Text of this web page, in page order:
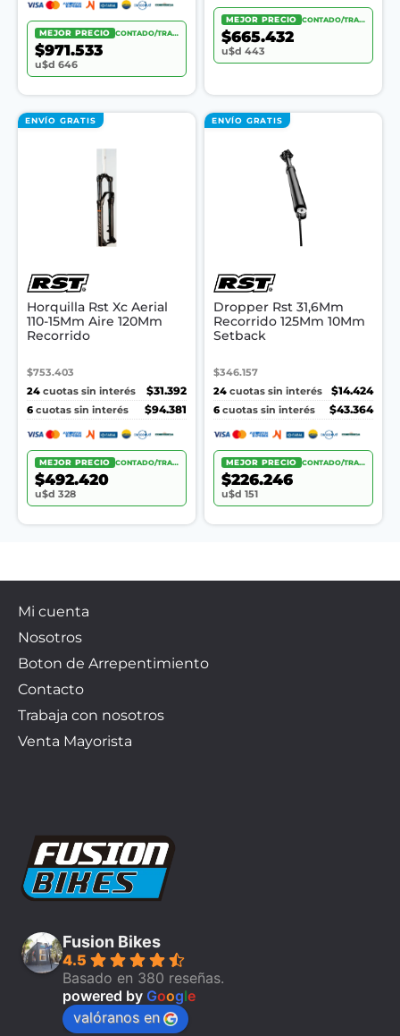
MEJOR PRECIO CONTADO/TRANSF.
$971.533
u$d 646
MEJOR PRECIO CONTADO/TRANSF.
$665.432
u$d 443
ENVÍO GRATIS
Horquilla Rst Xc Aerial
110-15Mm Aire 120Mm
Recorrido
$753.403
24 cuotas sin interés
$31.392
6 cuotas sin interés $94.381
MEJOR PRECIO CONTADO/TRANSF.
$492.420
u$d 328
ENVÍO GRATIS
Dropper Rst 31,6Mm
Recorrido 125Mm 10Mm
Setback
$346.157
24 cuotas sin interés
$14.424
6 cuotas sin interés $43.364
MEJOR PRECIO CONTADO/TRANSF.
$226.246
u$d 151
Mi cuenta
Nosotros
Boton de Arrepentimiento
Contacto
Trabaja con nosotros
Venta Mayorista
Fusion Bikes
4.5
Basado en 380 reseñas.
powered by Google
valóranos en